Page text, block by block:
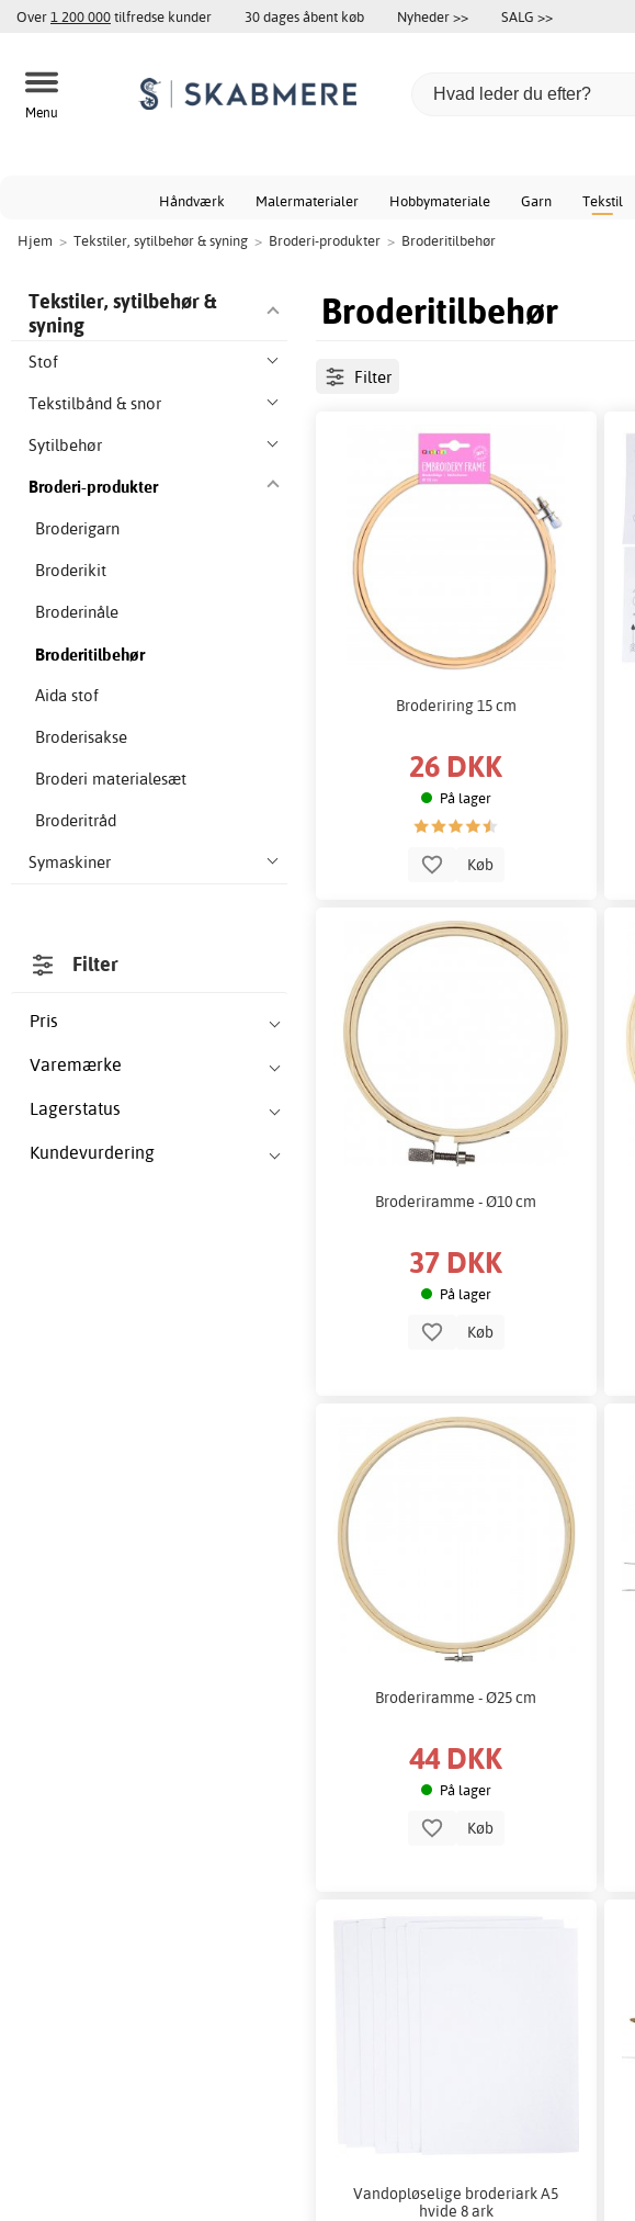
Over1 200 000tilfredse kunder 30 dages åbent køb Nyheder >> SALG >>
Menu
Håndværk Malermaterialer Hobbymateriale Garn Tekstil
Hjem > Tekstiler, sytilbehør & syning > Broderi-produkter > Broderitilbehør
Broderitilbehør
Tekstiler, sytilbehør &
syning
Stof
Tekstilbånd & snor
Sytilbehør
Broderi-produkter
Broderigarn
Broderikit
Broderinåle
Broderitilbehør
Aida stof
Broderisakse
Broderi materialesæt
Broderitråd
Symaskiner
Filter
Pris
Varemærke
Lagerstatus
Kundevurdering
Filter
Broderiring 15 cm
26 DKK
På lager
Køb
Broderiramme - Ø10 cm
37 DKK
På lager
Køb
Broderiramme - Ø25 cm
44 DKK
På lager
Køb
Vandopløselige broderiark A5
hvide 8 ark